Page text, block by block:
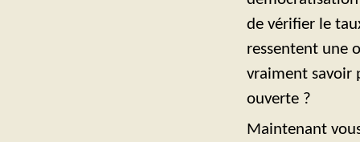
de vérifier le
ressentent une
vraiment savoir
ouverte ?
Maintenant